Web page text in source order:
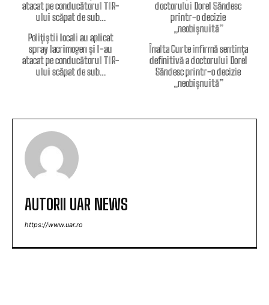
Polițiștii locali au aplicat
spray lacrimogen și l-au
atacat pe conducătorul TIR-
ului scăpat de sub…
Înalta Curte infirmă sentința
definitivă a doctorului Dorel
Săndesc printr-o decizie
„neobișnuită”
AUTORII UAR NEWS
https://www.uar.ro